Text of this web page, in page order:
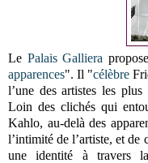
Le Palais Galliera
apparences".Il "célèbre
l’une des artistes les
Loin des clichés qui
Kahlo, au-delà des
l’intimité de l’artiste, et de
une identité à travers